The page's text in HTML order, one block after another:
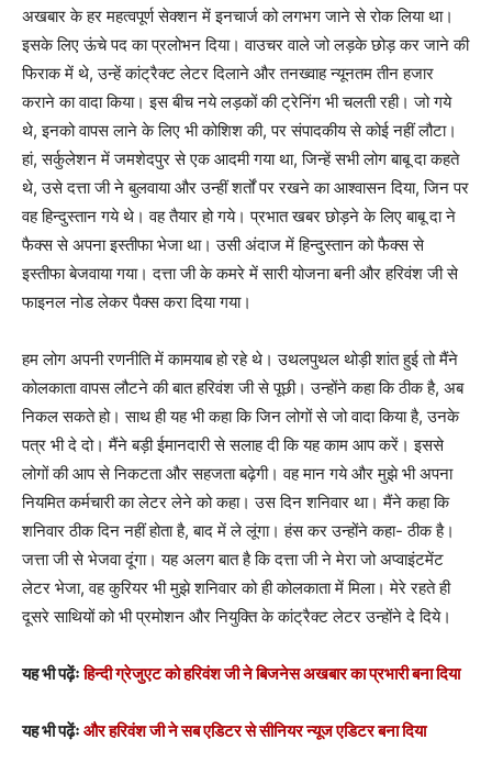
अखबार के हर महत्वपूर्ण सेक्शन में इनचार्ज को लगभग जाने से रोक लिया था।
इसके लिए ऊंचे पद का प्रलोभन दिया। वाउचर वाले जो लड़के छोड़ कर जाने की
फिराक में थे, उन्हें कांट्रैक्ट लेटर दिलाने और तनख्वाह न्यूनतम तीन हजार
कराने का वादा किया। इस बीच नये लड़कों की ट्रेनिंग भी चलती रही। जो गये
थे, इनको वापस लाने के लिए भी कोशिश की, पर संपादकीय से कोई नहीं लौटा।
हां, सर्कुलेशन में जमशेदपुर से एक आदमी गया था, जिन्हें सभी लोग बाबू दा कहते
थे, उसे दत्ता जी ने बुलवाया और उन्हीं शर्तों पर रखने का आश्वासन दिया, जिन पर
वह हिन्दुस्तान गये थे। वह तैयार हो गये। प्रभात खबर छोड़ने के लिए बाबू दा ने
फैक्स से अपना इस्तीफा भेजा था। उसी अंदाज में हिन्दुस्तान को फैक्स से
इस्तीफा बेजवाया गया। दत्ता जी के कमरे में सारी योजना बनी और हरिवंश जी से
फाइनल नोड लेकर पैक्स करा दिया गया।
हम लोग अपनी रणनीति में कामयाब हो रहे थे। उथलपुथल थोड़ी शांत हुई तो मैंने
कोलकाता वापस लौटने की बात हरिवंश जी से पूछी। उन्होंने कहा कि ठीक है, अब
निकल सकते हो। साथ ही यह भी कहा कि जिन लोगों से जो वादा किया है, उनके
पत्र भी दे दो। मैंने बड़ी ईमानदारी से सलाह दी कि यह काम आप करें। इससे
लोगों की आप से निकटता और सहजता बढ़ेगी। वह मान गये और मुझे भी अपना
नियमित कर्मचारी का लेटर लेने को कहा। उस दिन शनिवार था। मैंने कहा कि
शनिवार ठीक दिन नहीं होता है, बाद में ले लूंगा। हंस कर उन्होंने कहा- ठीक है।
जत्ता जी से भेजवा दूंगा। यह अलग बात है कि दत्ता जी ने मेरा जो अप्वाइंटमेंट
लेटर भेजा, वह कुरियर भी मुझे शनिवार को ही कोलकाता में मिला। मेरे रहते ही
दूसरे साथियों को भी प्रमोशन और नियुक्ति के कांट्रैक्ट लेटर उन्होंने दे दिये।
यह भी पढ़ेंःहिन्दी ग्रेजुएट को हरिवंश जी ने बिजनेस अखबार का प्रभारी बना दिया
यह भी पढ़ेंः और हरिवंश जी ने सब एडिटर से सीनियर न्यूज एडिटर बना दिया